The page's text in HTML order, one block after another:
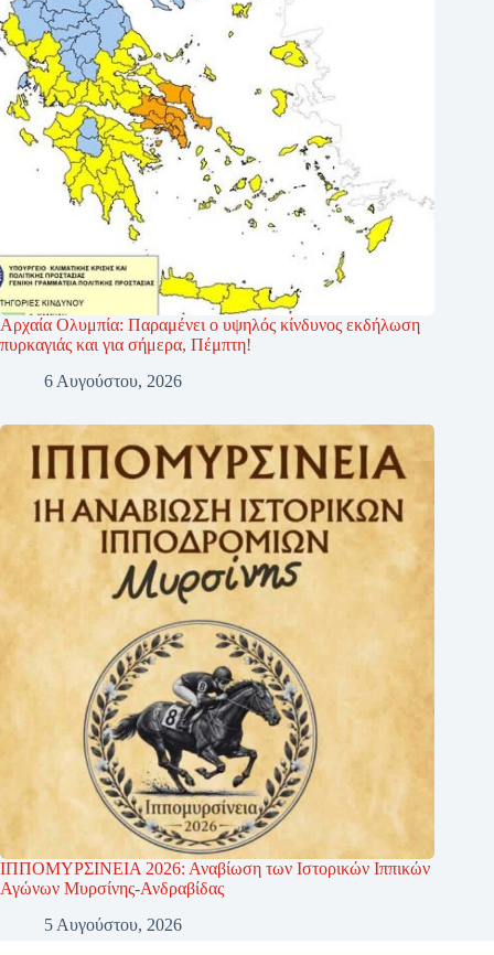
Αρχαία Ολυμπία: Παραμένει ο υψηλός κίνδυνος εκδήλωση
πυρκαγιάς και για σήμερα, Πέμπτη!
6 Αυγούστου, 2026
ΙΠΠΟΜΥΡΣΙΝΕΙΑ 2026: Αναβίωση των Ιστορικών Ιππικών
Αγώνων Μυρσίνης-Ανδραβίδας
5 Αυγούστου, 2026